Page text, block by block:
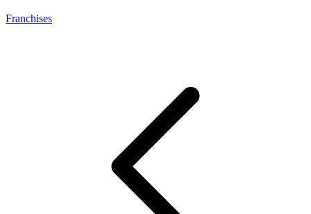
Franchises